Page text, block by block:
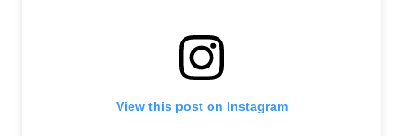
View this post on Instagram